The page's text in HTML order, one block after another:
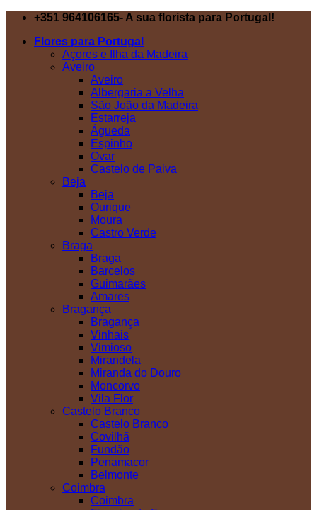
Skip
content
+351 964106165- A sua florista para Portugal!
Flores para Portugal
Açores e Ilha da Madeira
Aveiro
Aveiro
Albergaria a Velha
São João da Madeira
Estarreja
Águeda
Espinho
Ovar
Castelo de Paiva
Beja
Beja
Ourique
Moura
Castro Verde
Braga
Braga
Barcelos
Guimarães
Amares
Bragança
Bragança
Vinhais
Vimioso
Mirandela
Miranda do Douro
Moncorvo
Vila Flor
Castelo Branco
Castelo Branco
Covilhã
Fundão
Penamacor
Belmonte
Coimbra
Coimbra